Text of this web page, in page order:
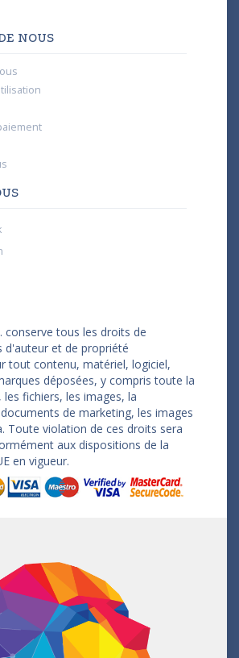
NOUS
conserve tous les droits de
d'auteur et de propriété
tout contenu, matériel, logiciel,
déposées, y compris toute la
fichiers, les images, la
de marketing, les images
Toute violation de ces droits sera
aux dispositions de la
en vigueur.